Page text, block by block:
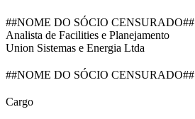
##NOME DO SÓCIO CENSURADO##
Analista de Facilities e Planejamento
Union Sistemas e Energia Ltda
##NOME DO SÓCIO CENSURADO##
Cargo